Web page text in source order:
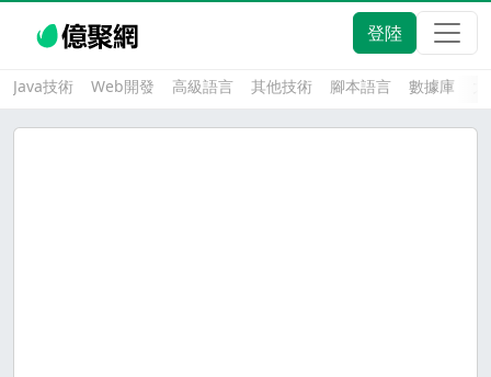
登陸
Java技術 Web開發 高級語言 其他技術 腳本語言 數據庫